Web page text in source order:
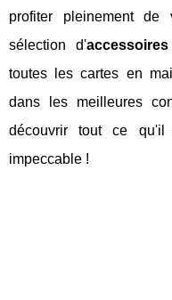
profiter pleinement
sélection d'
toutes les cartes en
dans les meilleures
découvrir tout ce
impeccable !